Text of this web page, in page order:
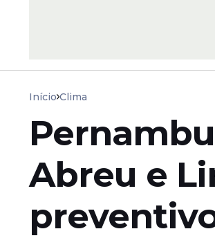
Início Clima
Abreu e